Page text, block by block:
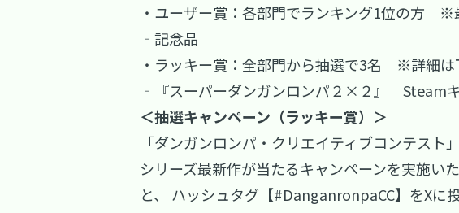
・ユーザー賞：各部門でランキング1位の方 ※
‐記念品
・ラッキー賞：全部門から抽選で3名 ※詳細は
‐『スーパーダンガンロンパ２×２』 Steam
＜抽選キャンペーン（ラッキー賞）＞
「ダンガンロンパ・クリエイティブコンテスト
シリーズ最新作が当たるキャンペーンを実施い
と、 ハッシュタグ【#DanganronpaCC】をX